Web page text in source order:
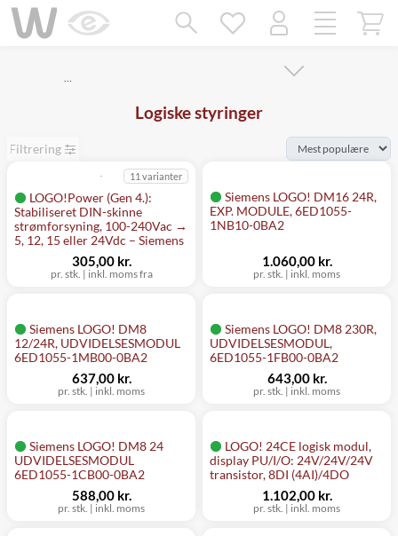
…
Logiske styringer
Filtrering
LOGO!Power (Gen 4.):
Stabiliseret DIN-skinne
strømforsyning, 100-240Vac →
5, 12, 15 eller 24Vdc – Siemens
11 varianter
pr. stk. | inkl. moms fra
305,00 kr.
Siemens LOGO! DM16 24R,
EXP. MODULE, 6ED1055-
1NB10-0BA2
pr. stk. | inkl. moms
1.060,00 kr.
Siemens LOGO! DM8
12/24R, UDVIDELSESMODUL
6ED1055-1MB00-0BA2
pr. stk. | inkl. moms
637,00 kr.
Siemens LOGO! DM8 230R,
UDVIDELSESMODUL,
6ED1055-1FB00-0BA2
pr. stk. | inkl. moms
643,00 kr.
Siemens LOGO! DM8 24
UDVIDELSESMODUL
6ED1055-1CB00-0BA2
pr. stk. | inkl. moms
588,00 kr.
LOGO! 24CE logisk modul,
display PU/I/O: 24V/24V/24V
transistor, 8DI (4AI)/4DO
pr. stk. | inkl. moms
1.102,00 kr.
Mangler chatten?
Ret samtykke!